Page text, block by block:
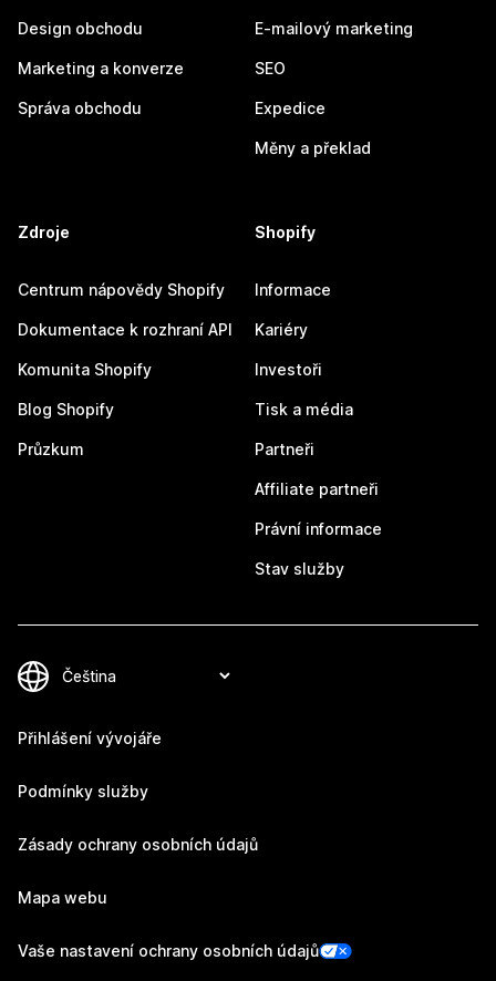
Design obchodu
Marketing a konverze
Správa obchodu
E-mailový marketing
SEO
Expedice
Měny a překlad
Zdroje
Centrum nápovědy Shopify
Dokumentace k rozhraní API
Komunita Shopify
Blog Shopify
Průzkum
Shopify
Informace
Kariéry
Investoři
Tisk a média
Partneři
Affiliate partneři
Právní informace
Stav služby
Přihlášení vývojáře
Podmínky služby
Zásady ochrany osobních údajů
Mapa webu
Vaše nastavení ochrany osobních údajů